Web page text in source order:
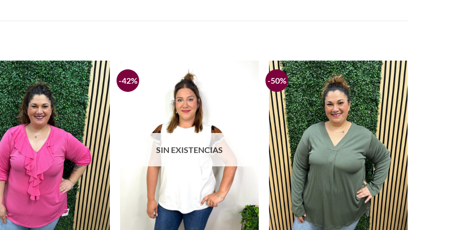
Añadir
a la
lista de
deseos
-42%
SIN EXISTENCIAS
-50%
Añadir
a la
lista de
deseos